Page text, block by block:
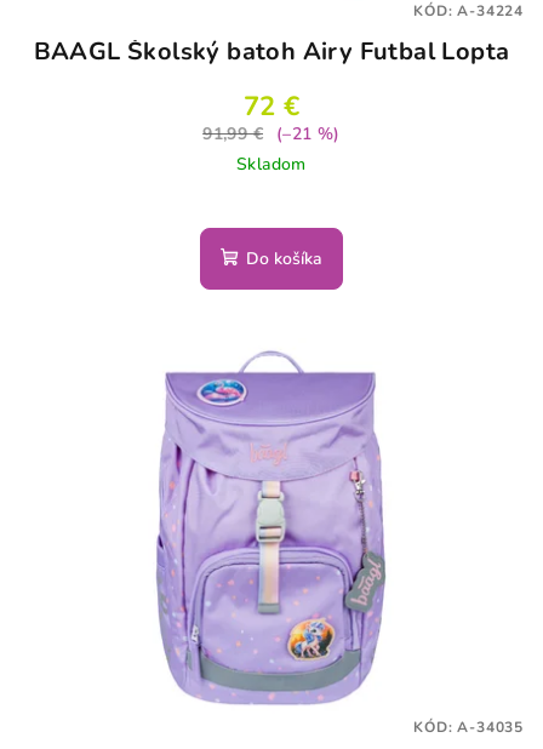
BAAGL Školský batoh Airy Futbal Lopta
72 €
91,99 €
(–21 %)
Skladom
Do košíka
KÓD:A-34224
KÓD:A-34035